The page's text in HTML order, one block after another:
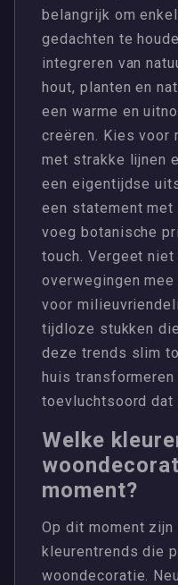
belangrijk om
gedachten te
integreren van
hout, planten en
een warme en
creëren. Kies voor
met strakke lijnen
een eigentijdse
een statement
voeg botanische
touch. Vergeet
overwegingen
voor
tijdloze stukken
deze trends slim
huis
toevluchtsoord dat
Welke
moment?
Op dit moment
kleurentrends die
woondecoratie.